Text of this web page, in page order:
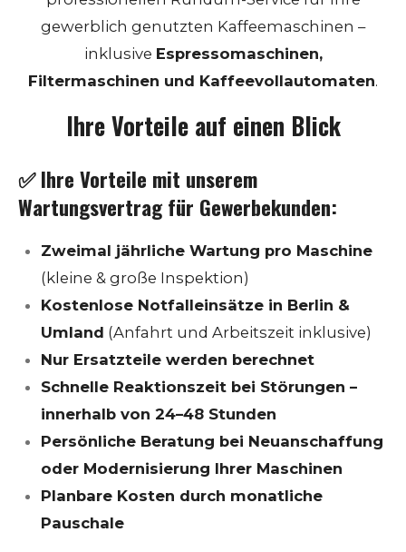
gewerblich genutzten Kaffeemaschinen –
inklusive Espressomaschinen,
Filtermaschinen und Kaffeevollautomaten.
Ihre Vorteile auf einen Blick
✅Ihre Vorteile mit unserem
Wartungsvertrag für Gewerbekunden:
Zweimal jährliche Wartung pro Maschine
(kleine & große Inspektion)
Kostenlose Notfalleinsätze in Berlin &
Umland (Anfahrt und Arbeitszeit inklusive)
Nur Ersatzteile werden berechnet
Schnelle Reaktionszeit bei Störungen –
innerhalb von 24–48 Stunden
Persönliche Beratung bei Neuanschaffung
oder Modernisierung Ihrer Maschinen
Planbare Kosten durch monatliche
Pauschale